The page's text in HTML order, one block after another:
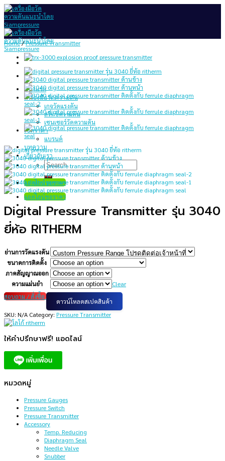
Skip
to
content
หน้าแรก
เครื่องมือวัดความดัน
เกจวัดแรงดัน
สวิทช์ความดัน
เซนเซอร์วัดความดัน
เช็คราคา
แบรนด์
บทความ
เกี่ยวกับเรา
Search
for:
แอดไลน์ขอราคา
แอดไลน์ขอราคา
Home/Pressure Transmitter
Digital Pressure Transmitter รุ่น 3040
ยี่ห้อ RITHERM
ย่านการวัดแรงดัน
ขนาดการติดตั้ง
ภาคสัญญาณออก
ความแม่นยำ
Clear
สอบถาม / สั่งซื้อ
ดาวน์โหลดสเปคสินค้า
SKU: N/A Category: Pressure Transmitter
ให้คำปรึกษาฟรี! แอดไลน์
หมวดหมู่
Pressure Gauges
Pressure Switch
Pressure Transmitter
Accessory
Temp. Reducing
Diaphragm Seal
Needle Valve
Snubber